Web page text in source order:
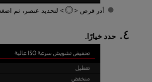
أدر قرص لتحديد عنصر، ثم
حدد خيارًا.